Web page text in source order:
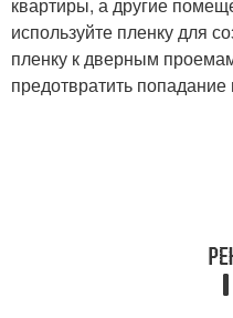
используйте пленку для
пленку к дверным
предотвратить